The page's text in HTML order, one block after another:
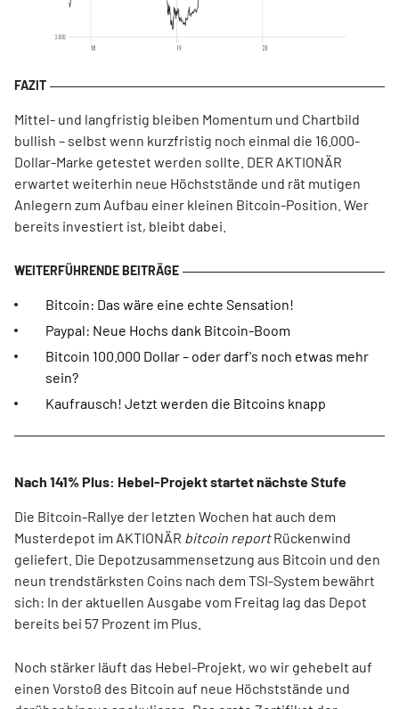
Mittel- und langfristig bleiben Momentum und Chartbild
bullish – selbst wenn kurzfristig noch einmal die 16.000-
Dollar-Marke getestet werden sollte. DER AKTIONÄR
erwartet weiterhin neue Höchststände und rät mutigen
Anlegern zum Aufbau einer kleinen Bitcoin-Position. Wer
bereits investiert ist, bleibt dabei.
Bitcoin: Das wäre eine echte Sensation!
Paypal: Neue Hochs dank Bitcoin-Boom
Bitcoin 100.000 Dollar – oder darf's noch etwas mehr
sein?
Kaufrausch! Jetzt werden die Bitcoins knapp
Nach 141% Plus: Hebel-Projekt startet nächste Stufe
Die Bitcoin-Rallye der letzten Wochen hat auch dem
Musterdepot im AKTIONÄR bitcoin reportRückenwind
geliefert. Die Depotzusammensetzung aus Bitcoin und den
neun trendstärksten Coins nach dem TSI-System bewährt
sich: In der aktuellen Ausgabe vom Freitag lag das Depot
bereits bei 57 Prozent im Plus.
Noch stärker läuft das Hebel-Projekt, wo wir gehebelt auf
einen Vorstoß des Bitcoin auf neue Höchststände und